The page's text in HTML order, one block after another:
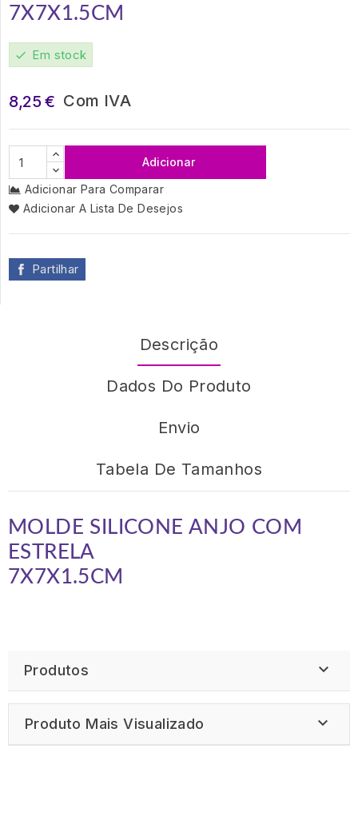
7X7X1.5CM
check Em stock
8,25 € Com IVA
Adicionar
Adicionar Para Comparar
Adicionar A Lista De Desejos
Partilhar
Descrição
Dados Do Produto
Envio
Tabela De Tamanhos
MOLDE SILICONE ANJO COM
ESTRELA
7X7X1.5CM
Produtos 
Produto Mais Visualizado 